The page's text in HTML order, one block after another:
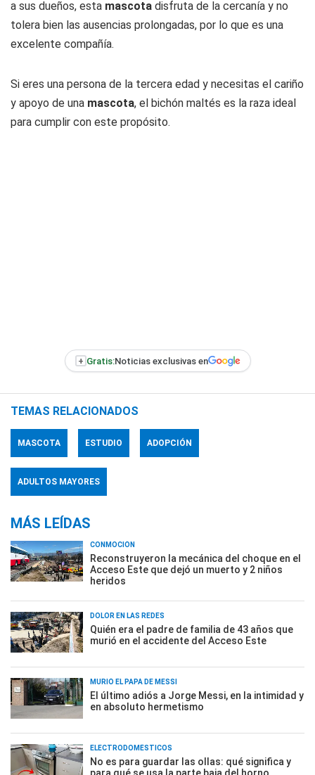
a sus dueños, esta mascota disfruta de la cercanía y no
tolera bien las ausencias prolongadas, por lo que es una
excelente compañía.
Si eres una persona de la tercera edad y necesitas el cariño
y apoyo de una mascota, el bichón maltés es la raza ideal
para cumplir con este propósito.
+ Gratis:Noticias exclusivas en
TEMAS RELACIONADOS
MASCOTA ESTUDIO ADOPCIÓN
ADULTOS MAYORES
MÁS LEÍDAS
CONMOCIÓN
Reconstruyeron la mecánica del choque en el
Acceso Este que dejó un muerto y 2 niños
heridos
DOLOR EN LAS REDES
Quién era el padre de familia de 43 años que
murió en el accidente del Acceso Este
MURIÓ EL PAPÁ DE MESSI
El último adiós a Jorge Messi, en la intimidad y
en absoluto hermetismo
ELECTRODOMÉSTICOS
No es para guardar las ollas: qué significa y